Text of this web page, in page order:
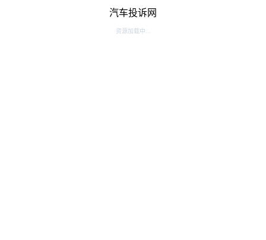
汽车投诉网
资源加载中...